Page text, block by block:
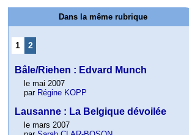
Dans la même rubrique
1 2
Bâle/Riehen : Edvard Munch
le mai 2007
par Régine KOPP
Lausanne : La Belgique dévoilée
le mars 2007